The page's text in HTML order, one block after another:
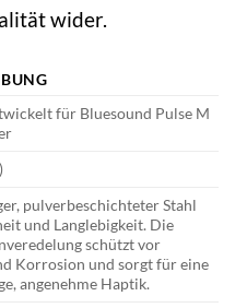
wider.
für Bluesound Pulse M
pulverbeschichteter Stahl
und Langlebigkeit. Die
schützt vor
Korrosion und sorgt für eine
angenehme Haptik.